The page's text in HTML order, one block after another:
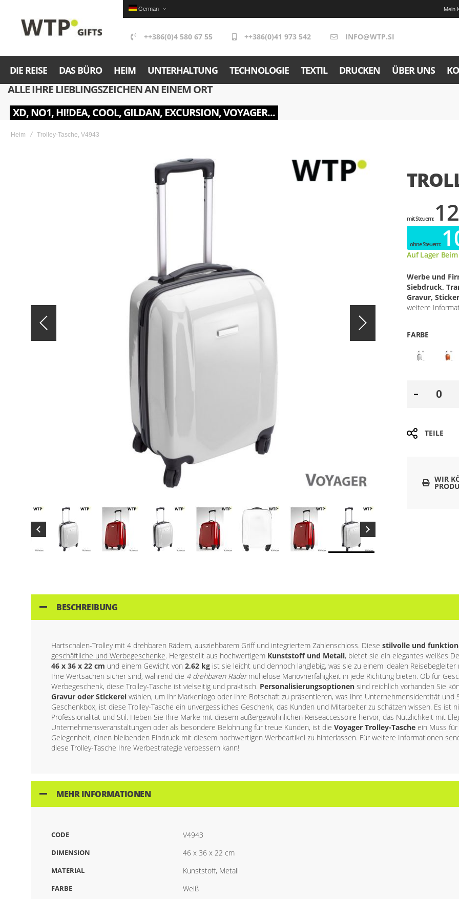
German Mein
++386(0)4 580 67 55 ++386(0)41 973 542 INFO@WTP.SI
DIE REISE DAS BÜRO HEIM UNTERHALTUNG TECHNOLOGIE TEXTIL DRUCKEN ÜBER UNS
ALLE IHRE LIEBLINGSZEICHEN AN EINEM ORT
XD, NO1, HI!DEA, COOL, GILDAN, EXCURSION, VOYAGER...
Heim Trolley-Tasche, V4943
the
images
Auf Lager
Werbe und
Siebdruck,
Gravur,
weitere
FARBE
TEILE
WIR
BESCHREIBUNG
Hartschalen-Trolley mit 4 drehbaren Rädern, ausziehbarem Griff und integriertem Zahlenschloss. Diese stilvolle und
geschäftliche und Werbegeschenke. Hergestellt aus hochwertigem Kunststoff und Metall, bietet sie ein elegantes weißes
46 x 36 x 22 cm und einem Gewicht von 2,62 kg ist sie leicht und dennoch langlebig, was sie zu einem idealen Reisebegleiter
Ihre Wertsachen sicher sind, während die 4 drehbaren Rädermühelose Manövrierfähigkeit in jede Richtung bieten. Ob für
Werbegeschenk, diese Trolley-Tasche ist vielseitig und praktisch. Personalisierungsoptionen sind reichlich vorhanden Sie
Gravur oder Stickerei wählen, um Ihr Markenlogo oder Ihre Botschaft zu präsentieren, was Ihre Unternehmensidentität und
Geschenkbox, ist diese Trolley-Tasche ein unvergessliches Geschenk, das Kunden und Mitarbeiter zu schätzen wissen. Es
Professionalität und Stil. Heben Sie Ihre Marke mit diesem außergewöhnlichen Reiseaccessoire hervor, das Nützlichkeit mit
Unternehmensveranstaltungen oder als besondere Belohnung für treue Kunden, ist die Voyager Trolley-Tasche ein Muss
Gelegenheit, einen bleibenden Eindruck mit diesem hochwertigen Werbeartikel zu hinterlassen. Für weitere Informationen
diese Trolley-Tasche Ihre Werbestrategie verbessern kann!
MEHR INFORMATIONEN
CODE V4943
DIMENSION 46 x 36 x 22 cm
MATERIAL Kunststoff, Metall
FARBE Weiß